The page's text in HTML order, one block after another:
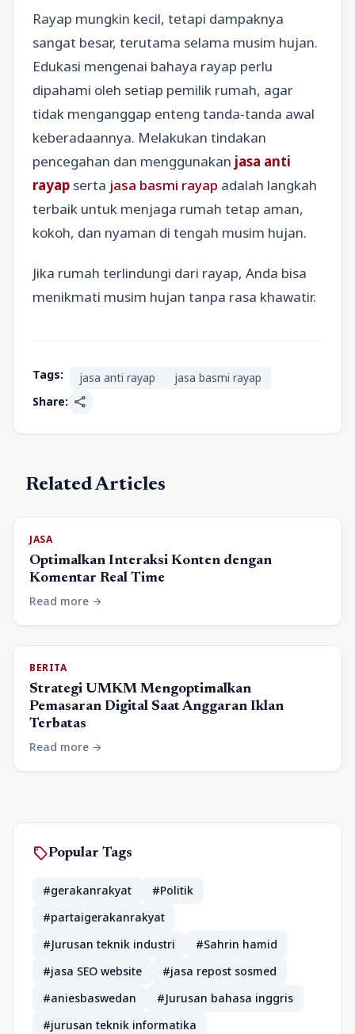
Rayap mungkin kecil, tetapi dampaknya
sangat besar, terutama selama musim hujan.
Edukasi mengenai bahaya rayap perlu
dipahami oleh setiap pemilik rumah, agar
tidak menganggap enteng tanda-tanda awal
keberadaannya. Melakukan tindakan
pencegahan dan menggunakan jasa anti
rayap serta jasa basmi rayap adalah langkah
terbaik untuk menjaga rumah tetap aman,
kokoh, dan nyaman di tengah musim hujan.
Jika rumah terlindungi dari rayap, Anda bisa
menikmati musim hujan tanpa rasa khawatir.
Tags: jasa anti rayap
jasa basmi rayap
Share: share
Related Articles
JASA
Optimalkan Interaksi Konten dengan
Komentar Real Time
Read more arrow_forward
BERITA
Strategi UMKM Mengoptimalkan
Pemasaran Digital Saat Anggaran Iklan
Terbatas
Read more arrow_forward
sellPopular Tags
#gerakanrakyat
#Politik
#partaigerakanrakyat
#Jurusan teknik industri
#Sahrin hamid
#jasa SEO website
#jasa repost sosmed
#aniesbaswedan
#Jurusan bahasa inggris
#jurusan teknik informatika